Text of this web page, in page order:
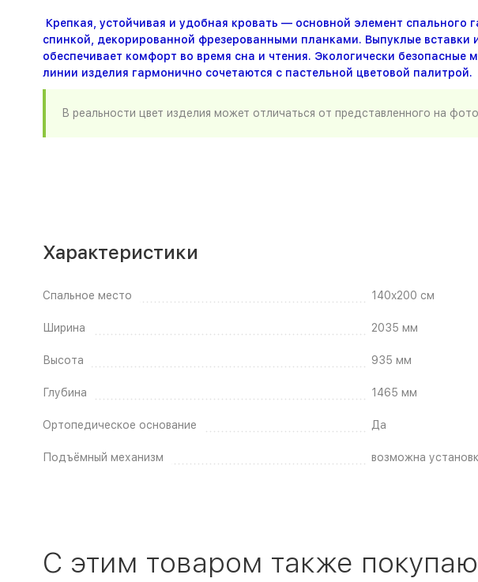
Крепкая, устойчивая и удобная кровать — основной элемент
спинкой, декорированной фрезерованными планками. Выпуклые
обеспечивает комфорт во время сна и чтения. Экологически
линии изделия гармонично сочетаются с пастельной цветовой палитрой.
В реальности цвет изделия может отличаться от представленного на
Характеристики
Спальное место 140x200 см
Ширина 2035 мм
Высота 935 мм
Глубина 1465 мм
Ортопедическое основание Да
Подъёмный механизм возможна
C этим товаром также